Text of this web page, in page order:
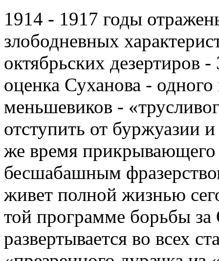
1914 - 1917 годы
злободневных
октябрьских дезертиров
оценка Суханова - одного
меньшевиков -
отступить от буржуазии
же время
бесшабашным
живет полной жизнью
той программе борьбы за
развертывается во всех